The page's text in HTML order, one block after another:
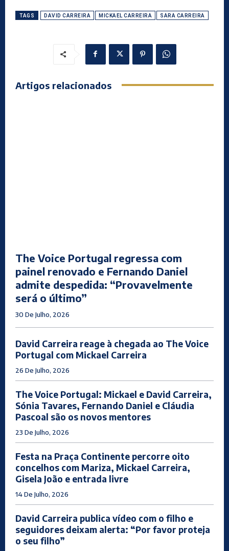
TAGS DAVID CARREIRA MICKAEL CARREIRA SARA CARREIRA
Artigos relacionados
The Voice Portugal regressa com
painel renovado e Fernando Daniel
admite despedida: “Provavelmente
será o último”
30 De Julho, 2026
David Carreira reage à chegada ao The Voice
Portugal com Mickael Carreira
26 De Julho, 2026
The Voice Portugal: Mickael e David Carreira,
Sónia Tavares, Fernando Daniel e Cláudia
Pascoal são os novos mentores
23 De Julho, 2026
Festa na Praça Continente percorre oito
concelhos com Mariza, Mickael Carreira,
Gisela João e entrada livre
14 De Julho, 2026
David Carreira publica vídeo com o filho e
seguidores deixam alerta: “Por favor proteja
o seu filho”